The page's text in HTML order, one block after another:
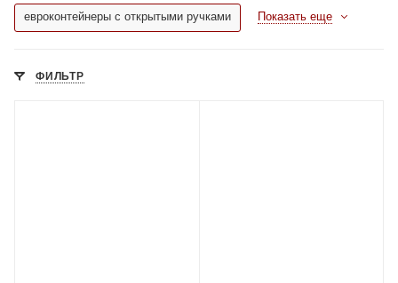
евроконтейнеры с открытыми ручками Показать еще
ФИЛЬТР